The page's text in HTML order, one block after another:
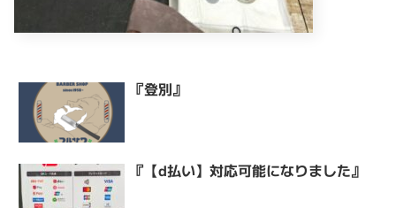
『登別』
『【d払い】対応可能になりました』